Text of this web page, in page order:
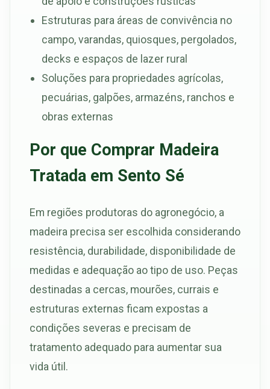
Estruturas para áreas de convivência no
campo, varandas, quiosques, pergolados,
decks e espaços de lazer rural
Soluções para propriedades agrícolas,
pecuárias, galpões, armazéns, ranchos e
obras externas
Por que Comprar Madeira
Tratada em Sento Sé
Em regiões produtoras do agronegócio, a
madeira precisa ser escolhida considerando
resistência, durabilidade, disponibilidade de
medidas e adequação ao tipo de uso. Peças
destinadas a cercas, mourões, currais e
estruturas externas ficam expostas a
condições severas e precisam de
tratamento adequado para aumentar sua
vida útil.